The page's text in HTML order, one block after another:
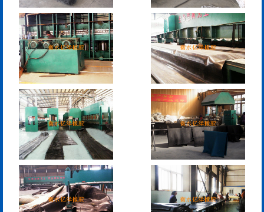
污水管道封堵气囊 管道堵水气囊
管道封堵气囊的注意事
项
管道封堵气囊